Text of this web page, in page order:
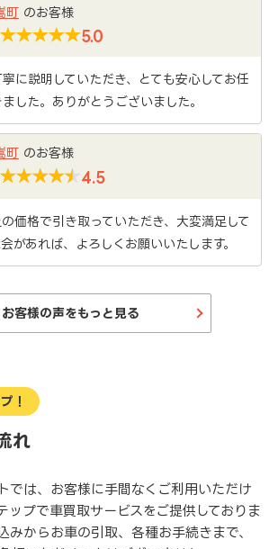
町のお客様
5.0
に説明していただき、とても安心してお任
した。ありがとうございました。
町のお客様
4.5
価格で引き取っていただき、大変満足して
があれば、よろしくお願いいたします。
お客様の声をもっと見る
！
れ
では、お客様に手間なくご利用いただけ
ップで車買取サービスをご提供しておりま
みからお車の引取、各種お手続きまで、